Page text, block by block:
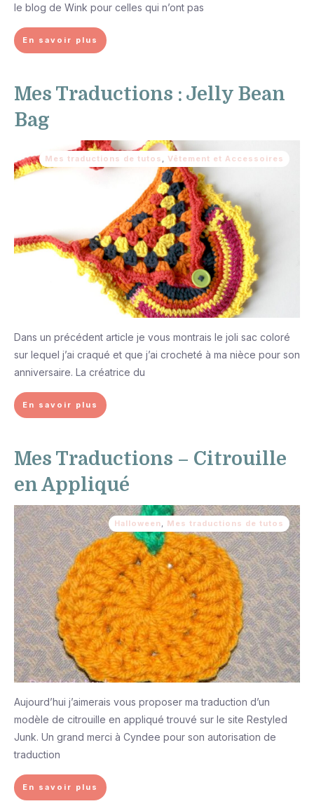
le blog de Wink pour celles qui n’ont pas
En savoir plus
Mes Traductions : Jelly Bean
Bag
Mes traductions de tutos Vêtement et Accessoires
Dans un précédent article je vous montrais le joli sac coloré
sur lequel j’ai craqué et que j’ai crocheté à ma nièce pour son
anniversaire. La créatrice du
En savoir plus
Mes Traductions – Citrouille
en Appliqué
Halloween Mes traductions de tutos
Aujourd’hui j’aimerais vous proposer ma traduction d’un
modèle de citrouille en appliqué trouvé sur le site Restyled
Junk. Un grand merci à Cyndee pour son autorisation de
traduction
En savoir plus